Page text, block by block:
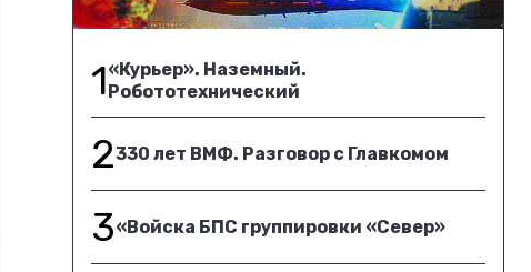
1«Курьер». Наземный.
Робототехнический
2330 лет ВМФ. Разговор с Главкомом
3«Войска БПС группировки «Север»